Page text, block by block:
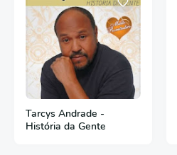
Tarcys Andrade -
História da Gente